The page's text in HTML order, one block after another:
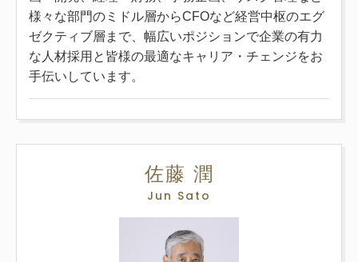
様々な部門のミドル層からCFOなど経営中枢のエグ
ゼクティブ層まで、幅広いポジションで企業の有力
な人材採用と皆様の最適なキャリア・チェンジをお
手伝いしています。
佐藤 潤
Jun Sato